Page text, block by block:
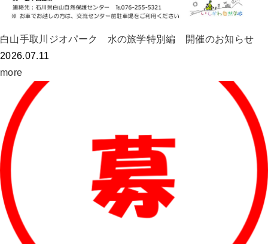
白山手取川ジオパーク 水の旅学特別編 開催のお知らせ
2026.07.11
more